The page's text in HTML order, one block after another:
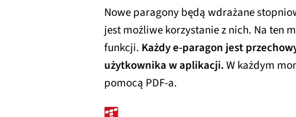
Nowe paragony będą wdrażane
jest możliwe korzystanie z nich. Na ten
funkcji. Każdy e-paragon jest
użytkownika w aplikacji.W każdym
pomocą PDF-a.